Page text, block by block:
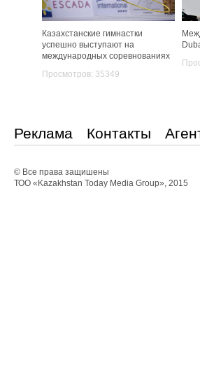
Казахстанские гимнастки
успешно выступают на
международных соревнованиях
Просмотров: 35349
Реклама Контакты
© Все права защишены
ТОО «Kazakhstan Today Media Group», 2015